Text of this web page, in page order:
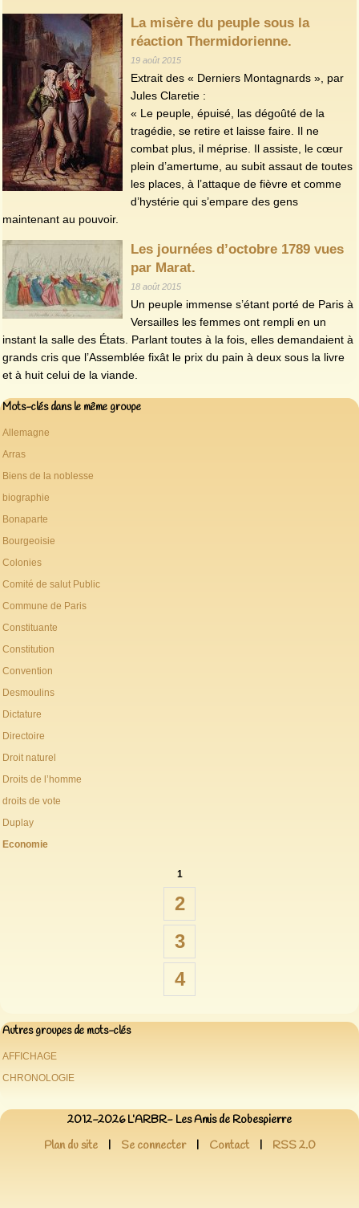
La misère du peuple sous la
réaction Thermidorienne.
19 août 2015
Extrait des « Derniers Montagnards », par
Jules Claretie :
« Le peuple, épuisé, las dégoûté de la
tragédie, se retire et laisse faire. Il ne
combat plus, il méprise. Il assiste, le cœur
plein d’amertume, au subit assaut de toutes
les places, à l’attaque de fièvre et comme
d’hystérie qui s’empare des gens
maintenant au pouvoir.
Les journées d’octobre 1789 vues
par Marat.
18 août 2015
Un peuple immense s’étant porté de Paris à
Versailles les femmes ont rempli en un
instant la salle des États. Parlant toutes à la fois, elles demandaient à
grands cris que l’Assemblée fixât le prix du pain à deux sous la livre
et à huit celui de la viande.
Mots-clés dans le même groupe
Allemagne
Arras
Biens de la noblesse
biographie
Bonaparte
Bourgeoisie
Colonies
Comité de salut Public
Commune de Paris
Constituante
Constitution
Convention
Desmoulins
Dictature
Directoire
Droit naturel
Droits de l’homme
droits de vote
Duplay
Economie
1
2
3
4
Autres groupes de mots-clés
AFFICHAGE
CHRONOLOGIE
2012-2026 L’ARBR- Les Amis de Robespierre
Plan du site
| Se connecter | Contact | RSS 2.0